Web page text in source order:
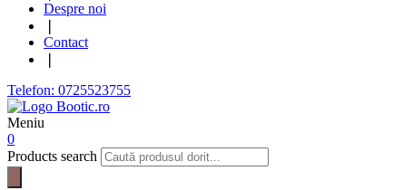
Despre noi
Contact
Telefon: 0725523755
Meniu
0
Products search